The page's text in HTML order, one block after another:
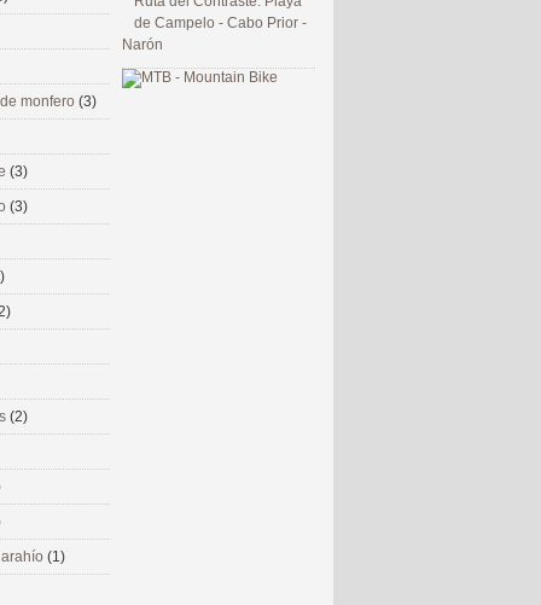
de Campelo - Cabo Prior -
Narón
monfero (3)
(3)
(3)
(2)
(1)